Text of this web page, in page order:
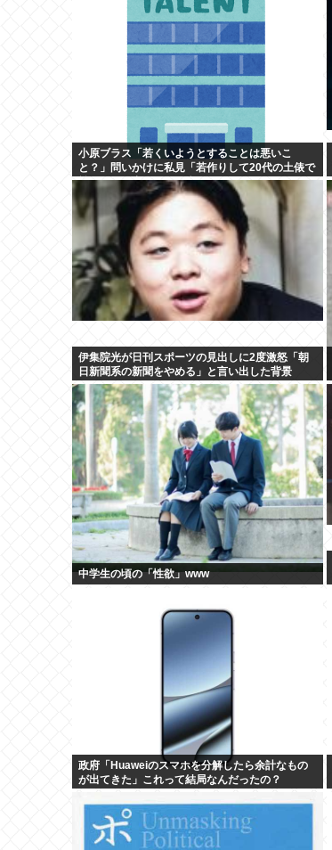
小原ブラス「若くいようとすることは悪いこ
と？」問いかけに私見「若作りして20代の土俵で
戦おうとし出すとクソ痛いヤツに…」
伊集院光が日刊スポーツの見出しに2度激怒「朝
日新聞系の新聞をやめる」と言い出した背景
中学生の頃の「性欲」www
政府「Huaweiのスマホを分解したら余計なもの
が出てきた」これって結局なんだったの？